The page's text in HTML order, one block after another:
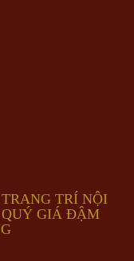
TRÍ NỘI
QUÝ GIÁ ĐẬM